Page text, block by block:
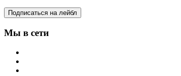
Подписаться на лейбл
Мы в сети